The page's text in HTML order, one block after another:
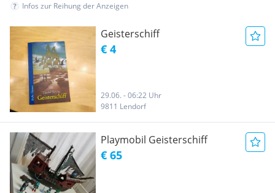
Infos zur Reihung der Anzeigen
Geisterschiff
€ 4
29.06. - 06:22 Uhr
9811 Lendorf
Playmobil Geisterschiff
€ 65